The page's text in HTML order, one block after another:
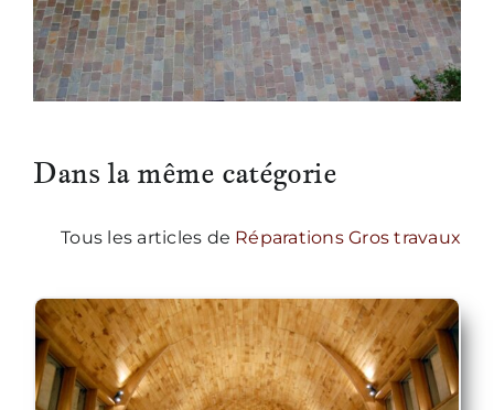
Dans la même catégorie
Tous les articles de Réparations Gros travaux